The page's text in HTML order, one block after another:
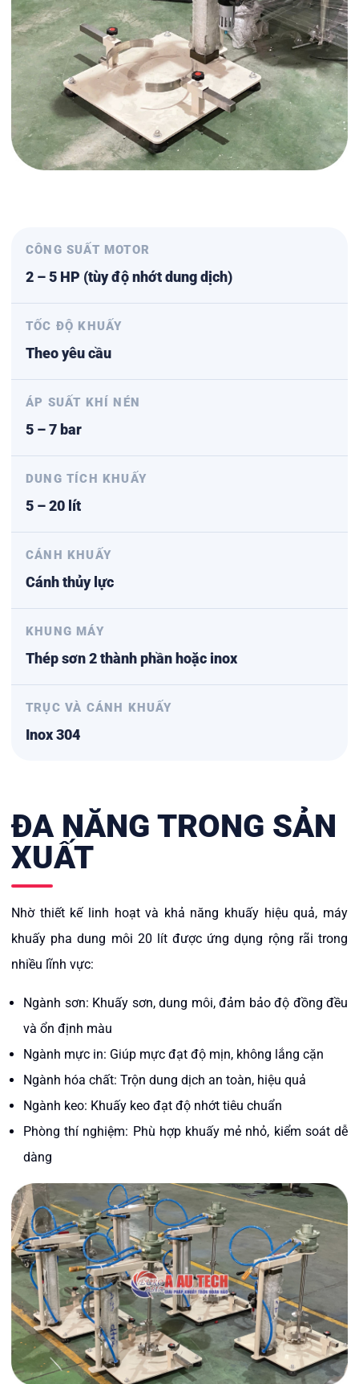
CÔNG SUẤT MOTOR
2 – 5 HP (tùy độ nhớt dung dịch)
TỐC ĐỘ KHUẤY
Theo yêu cầu
ÁP SUẤT KHÍ NÉN
5 – 7 bar
DUNG TÍCH KHUẤY
5 – 20 lít
CÁNH KHUẤY
Cánh thủy lực
KHUNG MÁY
Thép sơn 2 thành phần hoặc inox
TRỤC VÀ CÁNH KHUẤY
Inox 304
ĐA NĂNG TRONG SẢN
XUẤT
Nhờ thiết kế linh hoạt và khả năng khuấy hiệu quả, máy
khuấy pha dung môi 20 lít được ứng dụng rộng rãi trong
nhiều lĩnh vực:
Ngành sơn: Khuấy sơn, dung môi, đảm bảo độ đồng đều
và ổn định màu
Ngành mực in: Giúp mực đạt độ mịn, không lắng cặn
Ngành hóa chất: Trộn dung dịch an toàn, hiệu quả
Ngành keo: Khuấy keo đạt độ nhớt tiêu chuẩn
Phòng thí nghiệm: Phù hợp khuấy mẻ nhỏ, kiểm soát dễ
dàng